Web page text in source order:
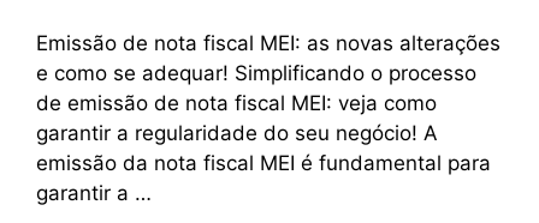
Emissão de nota fiscal MEI: as novas alterações
e como se adequar! Simplificando o processo
de emissão de nota fiscal MEI: veja como
garantir a regularidade do seu negócio! A
emissão da nota fiscal MEI é fundamental para
garantir a …